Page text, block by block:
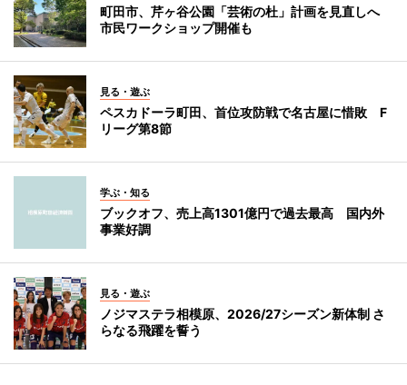
町田市、芹ヶ谷公園「芸術の杜」計画を見直しへ
市民ワークショップ開催も
見る・遊ぶ
ペスカドーラ町田、首位攻防戦で名古屋に惜敗 F
リーグ第8節
学ぶ・知る
ブックオフ、売上高1301億円で過去最高 国内外
事業好調
見る・遊ぶ
ノジマステラ相模原、2026/27シーズン新体制 さ
らなる飛躍を誓う